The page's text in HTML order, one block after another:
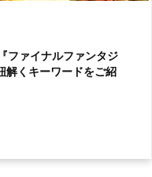
ファイナルファンタジ
解くキーワードをご紹